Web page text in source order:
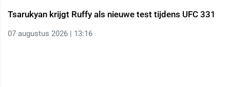
Tsarukyan krijgt Ruffy als nieuwe test tijdens UFC 331
07 augustus 2026 | 13:16